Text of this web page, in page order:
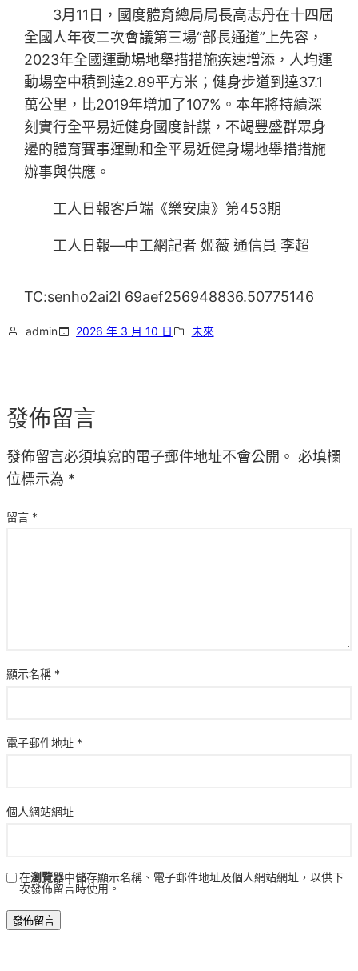
3月11日，國度體育總局局長高志丹在十四屆
全國人年夜二次會議第三場“部長通道”上先容，
2023年全國運動場地舉措措施疾速增添，人均運
動場空中積到達2.89平方米；健身步道到達37.1
萬公里，比2019年增加了107%。本年將持續深
刻實行全平易近健身國度計謀，不竭豐盛群眾身
邊的體育賽事運動和全平易近健身場地舉措措施
辦事與供應。
工人日報客戶端《樂安康》第453期
工人日報—中工網記者 姬薇 通信員 李超
TC:senho2ai2l 69aef256948836.50775146
admin 2026 年 3 月 10 日 未來
發佈留言
發佈留言必須填寫的電子郵件地址不會公開。 必填欄
位標示為 *
留言 *
顯示名稱 *
電子郵件地址 *
個人網站網址
在瀏覽器中儲存顯示名稱、電子郵件地址及個人網站網址，以供下
次發佈留言時使用。